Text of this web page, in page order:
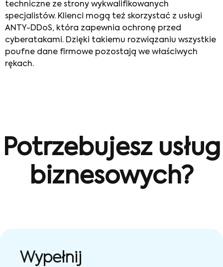
techniczne ze strony wykwalifikowanych
specjalistów. Klienci mogą też skorzystać z usługi
ANTY-DDoS, która zapewnia ochronę przed
cyberatakami. Dzięki takiemu rozwiązaniu wszystkie
poufne dane firmowe pozostają we właściwych
rękach.
Potrzebujesz usług
biznesowych?
Wypełnij